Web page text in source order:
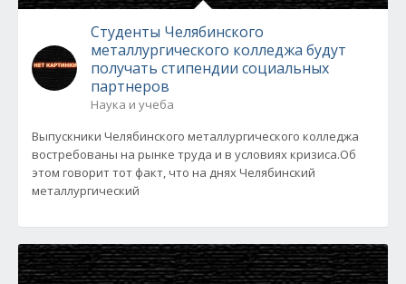
Студенты Челябинского
металлургического колледжа будут
получать стипендии социальных
партнеров
Наука и учеба
Выпускники Челябинского металлургического колледжа
востребованы на рынке труда и в условиях кризиса.Об
этом говорит тот факт, что на днях Челябинский
металлургический